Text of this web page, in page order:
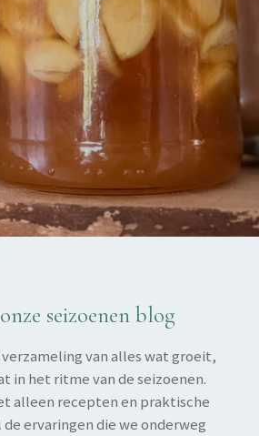
seizoenen blog
van alles wat groeit,
in het ritme van de seizoenen.
alleen recepten en praktische
ervaringen die we onderweg